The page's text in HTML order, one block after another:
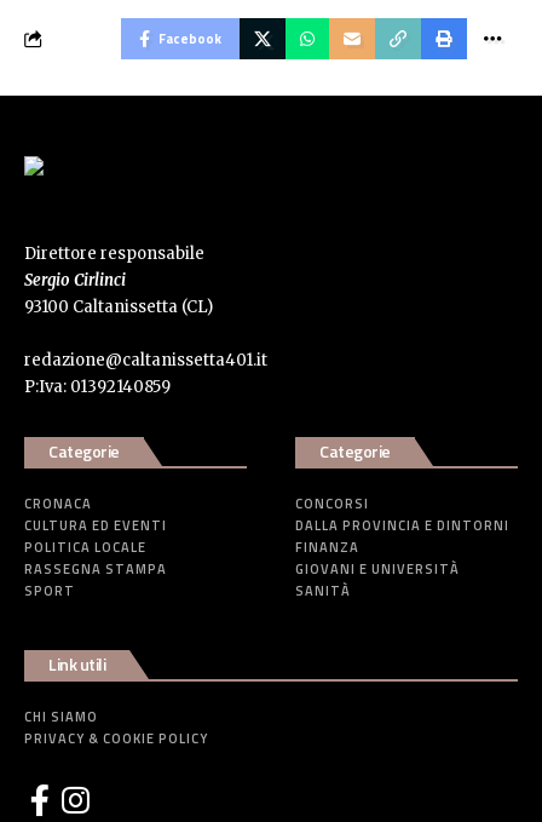
Facebook
Direttore responsabile
Sergio Cirlinci
93100 Caltanissetta (CL)
redazione@caltanissetta401.it
P:Iva: 01392140859
Categorie
CRONACA
CULTURA ED EVENTI
POLITICA LOCALE
RASSEGNA STAMPA
SPORT
Categorie
CONCORSI
DALLA PROVINCIA E DINTORNI
FINANZA
GIOVANI E UNIVERSITÀ
SANITÀ
Link utili
CHI SIAMO
PRIVACY & COOKIE POLICY